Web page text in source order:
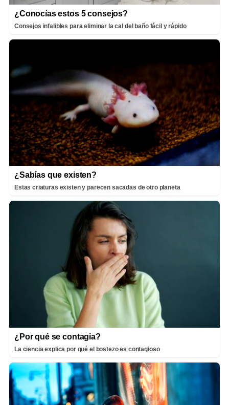
¿Conocías estos 5 consejos?
Consejos infalibles para eliminar la cal del baño fácil y rápido
¿Sabías que existen?
Estas criaturas existen y parecen sacadas de otro planeta
¿Por qué se contagia?
La ciencia explica por qué el bostezo es contagioso